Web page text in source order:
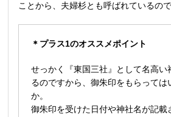
ことから、夫婦杉とも呼ばれているので
＊プラス1のオススメポイント
せっかく『東国三社』として名高い
るのですから、御朱印をもらっては
か。
御朱印を受けた日付や神社名が記載